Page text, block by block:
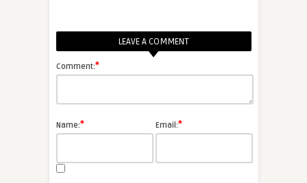
LEAVE A COMMENT
Comment:*
Name:* Email:*